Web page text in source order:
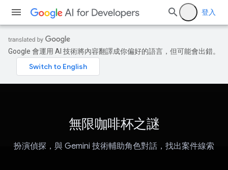
登入
Google 會運用 AI 技術將內容翻譯成你偏好的語言，但可能會出錯。
無限咖啡杯之謎
扮演偵探，與 Gemini 技術輔助角色對話，找出案件線索